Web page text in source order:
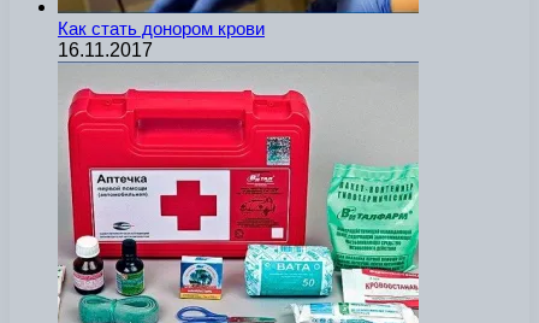
Как стать донором крови
16.11.2017